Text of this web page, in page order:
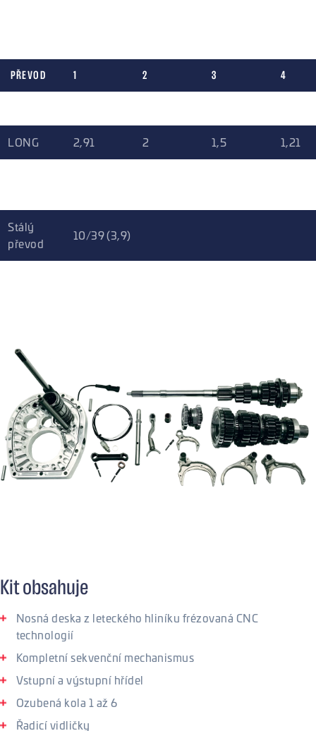
PŘEVOD 1 2 3 4
LONG 2,91 2 1,5 1,21
Stálý
převod
10/39 (3,9)
Kit obsahuje
Nosná deska z leteckého hliníku frézovaná CNC
technologií
Kompletní sekvenční mechanismus
Vstupní a výstupní hřídel
Ozubená kola 1 až 6
Řadicí vidličky